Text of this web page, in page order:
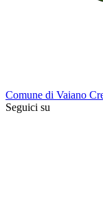
Comune di Vaiano
Seguici su